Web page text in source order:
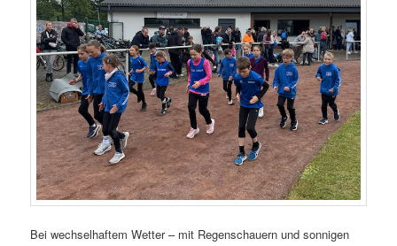
Bei wechselhaftem Wetter – mit Regenschauern und sonnigen